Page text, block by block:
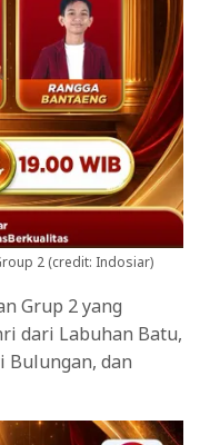
2 (credit: Indosiar)
Grup 2 yang
dari Labuhan Batu,
Bulungan, dan